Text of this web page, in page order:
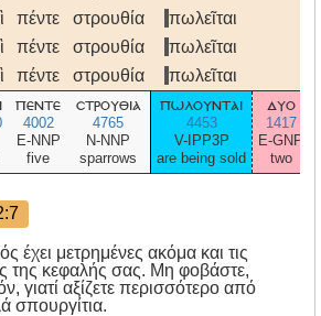
πέντε στρουθία πωλεῖται
πέντε στρουθία πωλεῖται
πέντε στρουθία πωλεῖται
πεντε
4002
E-NNP
five
στρουθια
4765
N-NNP
sparrows
πωλουνται
4453
V-IPP3P
are being sold
δυο
1417
E-GNP
two
έχει μετρημένες ακόμα και τις
της κεφαλής σας. Μη φοβάστε,
γιατί αξίζετε περισσότερο από
σπουργίτια.